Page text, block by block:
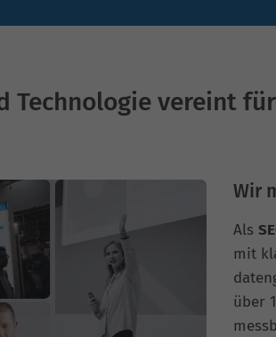
Technologie vereint
Wir
Als
mit
über